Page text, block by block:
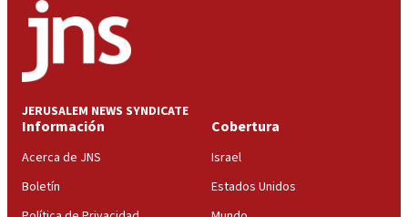
JERUSALEM NEWS SYNDICATE
Información
Acerca de JNS
Boletín
Cobertura
Israel
Estados Unidos